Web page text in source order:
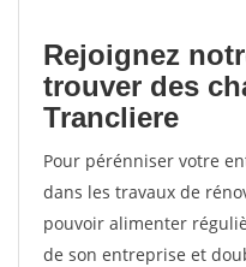
Rejoignez
trouver des
Trancliere
Pour pérénniser votre
dans les travaux de
pouvoir alimenter
de son entreprise et